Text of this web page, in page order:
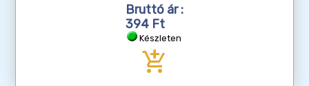
Bruttó ár :
394 Ft
Készleten
add_shopping_cart